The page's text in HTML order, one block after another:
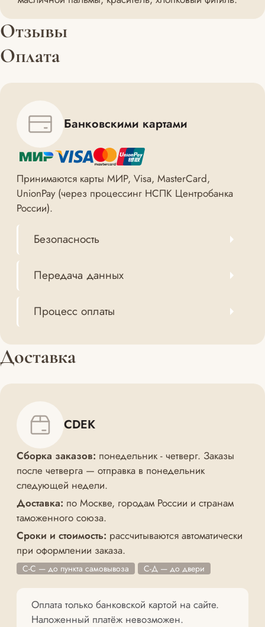
Отзывы
Оплата
Банковскими картами
Принимаются карты МИР, Visa, MasterCard,
UnionPay (через процессинг НСПК Центробанка
России).
Безопасность
Передача данных
Процесс оплаты
Доставка
CDEK
Сборка заказов: понедельник - четверг. Заказы
после четверга — отправка в понедельник
следующей недели.
Доставка: по Москве, городам России и странам
таможенного союза.
Сроки и стоимость: рассчитываются автоматически
при оформлении заказа.
С-С — до пункта самовывоза С-Д — до двери
Оплата только банковской картой на сайте.
Наложенный платёж невозможен.